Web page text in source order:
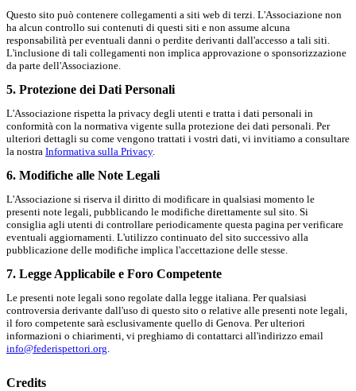
Questo sito può contenere collegamenti a siti web di terzi. L'Associazione non
ha alcun controllo sui contenuti di questi siti e non assume alcuna
responsabilità per eventuali danni o perdite derivanti dall'accesso a tali siti.
L'inclusione di tali collegamenti non implica approvazione o sponsorizzazione
da parte dell'Associazione.
5. Protezione dei Dati Personali
L'Associazione rispetta la privacy degli utenti e tratta i dati personali in
conformità con la normativa vigente sulla protezione dei dati personali. Per
ulteriori dettagli su come vengono trattati i vostri dati, vi invitiamo a consultare
la nostra Informativa sulla Privacy.
6. Modifiche alle Note Legali
L'Associazione si riserva il diritto di modificare in qualsiasi momento le
presenti note legali, pubblicando le modifiche direttamente sul sito. Si
consiglia agli utenti di controllare periodicamente questa pagina per verificare
eventuali aggiornamenti. L'utilizzo continuato del sito successivo alla
pubblicazione delle modifiche implica l'accettazione delle stesse.
7. Legge Applicabile e Foro Competente
Le presenti note legali sono regolate dalla legge italiana. Per qualsiasi
controversia derivante dall'uso di questo sito o relative alle presenti note legali,
il foro competente sarà esclusivamente quello di Genova. Per ulteriori
informazioni o chiarimenti, vi preghiamo di contattarci all'indirizzo email
info@federispettori.org
Credits